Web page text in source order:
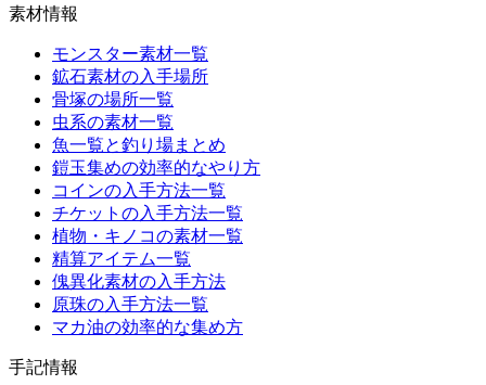
素材情報
モンスター素材一覧
鉱石素材の入手場所
骨塚の場所一覧
虫系の素材一覧
魚一覧と釣り場まとめ
鎧玉集めの効率的なやり方
コインの入手方法一覧
チケットの入手方法一覧
植物・キノコの素材一覧
精算アイテム一覧
傀異化素材の入手方法
原珠の入手方法一覧
マカ油の効率的な集め方
手記情報